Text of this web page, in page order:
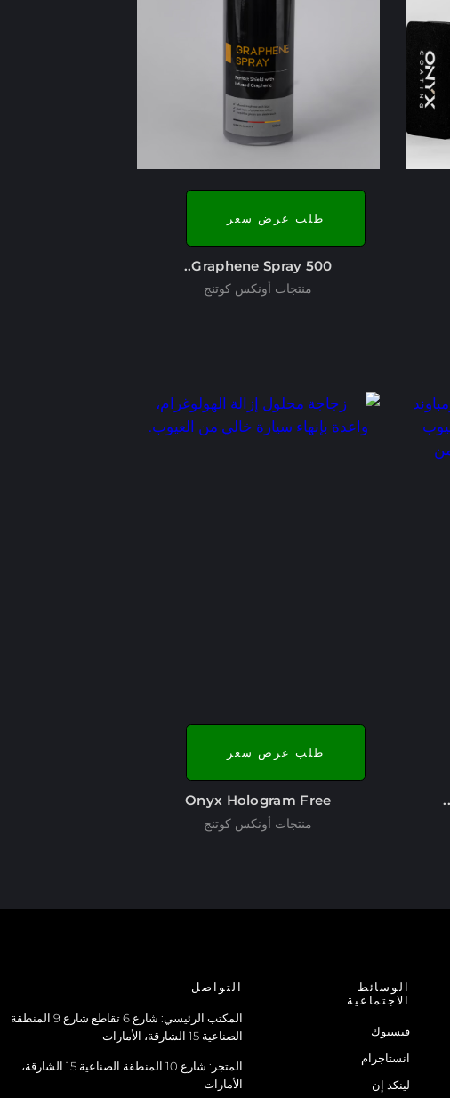
طلب عرض سعر
Graphene Spray 500..
منتجات أونكس كوتنج
طلب عرض سعر
Onyx Hologram Free
منتجات أونكس كوتنج
الوسائط
الاجتماعية
فيسبوك
انستاجرام
لينكد إن
التواصل
المكتب الرئيسي: شارع 6 تقاطع شارع 9 المنطقة
الصناعية 15 الشارقة، الأمارات
المتجر: شارع 10 المنطقة الصناعية 15 الشارقة،
الأمارات